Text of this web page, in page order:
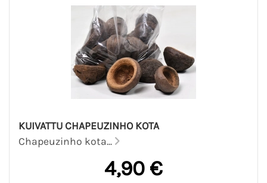
KUIVATTU CHAPEUZINHO KOTA
Chapeuzinho kota...
4,90 €